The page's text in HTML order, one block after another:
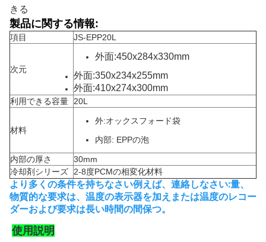
きる
製品に関する情報:
項目 JS-EPP20L
次元
外面:450x284x330mm
外面:350x234x255mm
外面:410x274x300mm
利用できる容量 20L
材料
外:オックスフォード袋
内部: EPPの泡
内部の厚さ
30mm
冷却剤シリーズ
2-8度PCMの相変化材料
より多くの条件を持ちなさい例えば、連絡しなさい:量、
物質的な要求は、温度の表示器を加えまたは温度のレコー
ダーおよび要求は長い時間の間保つ。
使用説明